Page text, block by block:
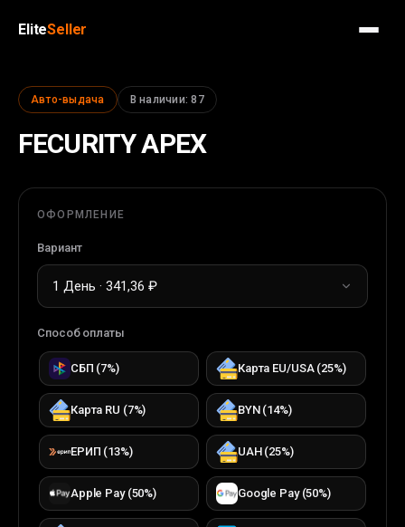
EliteSeller
Авто-выдача В наличии:87
FECURITY APEX
ОФОРМЛЕНИЕ
Вариант
1 День · 341,36 ₽
Способ оплаты
СБП (7%) Карта EU/USA(25%)
Карта RU (7%) BYN(14%)
ЕРИП (13%) UAH(25%)
Apple Pay(50%) Google Pay(50%)